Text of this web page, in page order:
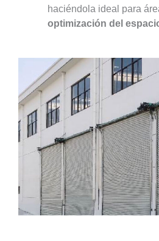
haciéndola ideal para
optimización del